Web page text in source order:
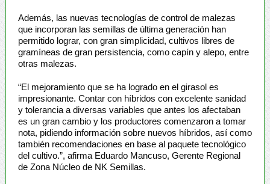
Además, las nuevas tecnologías de control de malezas
que incorporan las semillas de última generación han
permitido lograr, con gran simplicidad, cultivos libres de
gramíneas de gran persistencia, como capín y alepo, entre
otras malezas.
“El mejoramiento que se ha logrado en el girasol es
impresionante. Contar con híbridos con excelente sanidad
y tolerancia a diversas variables que antes los afectaban
es un gran cambio y los productores comenzaron a tomar
nota, pidiendo información sobre nuevos híbridos, así como
también recomendaciones en base al paquete tecnológico
del cultivo.”, afirma Eduardo Mancuso, Gerente Regional
de Zona Núcleo de NK Semillas.